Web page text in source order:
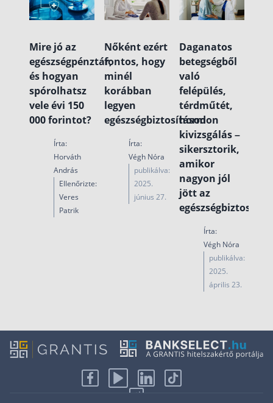
Mire jó az
egészségpénztár,
és hogyan
spórolhatsz
vele évi 150
000 forintot?
Írta:
Horváth
András
Ellenőrizte:
Veres
Patrik
Nőként ezért
fontos, hogy
minél
korábban
legyen
egészségbiztosításod
Írta:
Végh Nóra
publikálva:
2025.
június 27.
Daganatos
betegségből
való
felépülés,
térdműtét,
hormon
kivizsgálás –
sikersztorik,
amikor
nagyon jól
jött az
egészségbiztosítás
Írta:
Végh Nóra
publikálva:
2025.
április 23.